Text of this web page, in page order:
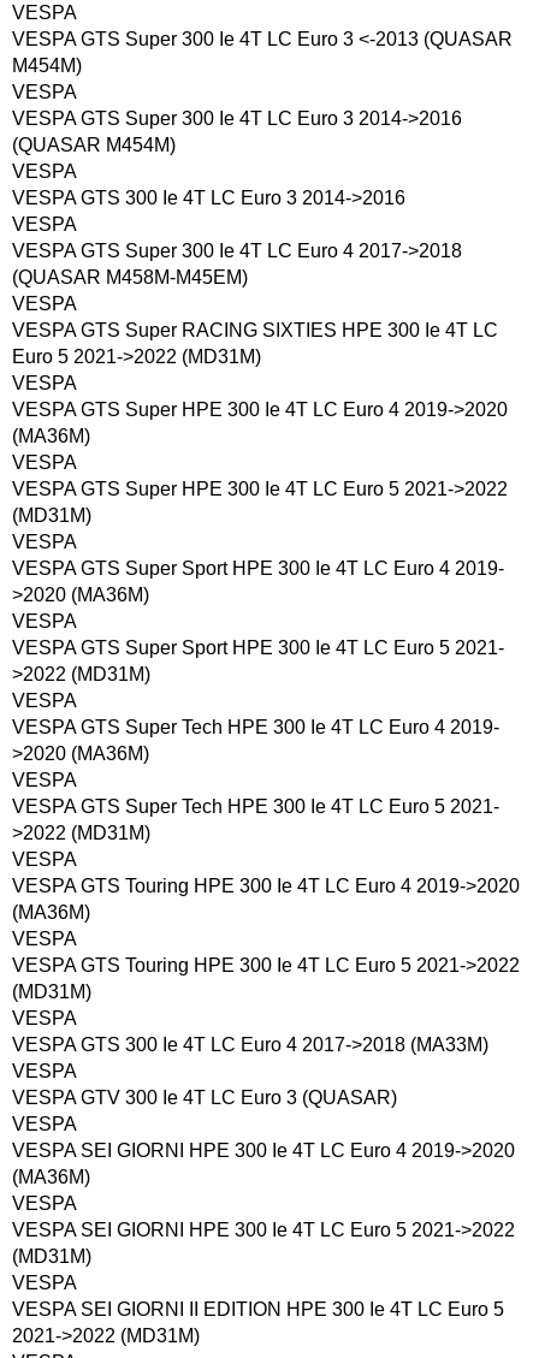
VESPA
VESPA GTS Super 300 Ie 4T LC Euro 3 <-2013 (QUASAR
M454M)
VESPA
VESPA GTS Super 300 Ie 4T LC Euro 3 2014->2016
(QUASAR M454M)
VESPA
VESPA GTS 300 Ie 4T LC Euro 3 2014->2016
VESPA
VESPA GTS Super 300 Ie 4T LC Euro 4 2017->2018
(QUASAR M458M-M45EM)
VESPA
VESPA GTS Super RACING SIXTIES HPE 300 Ie 4T LC
Euro 5 2021->2022 (MD31M)
VESPA
VESPA GTS Super HPE 300 Ie 4T LC Euro 4 2019->2020
(MA36M)
VESPA
VESPA GTS Super HPE 300 Ie 4T LC Euro 5 2021->2022
(MD31M)
VESPA
VESPA GTS Super Sport HPE 300 Ie 4T LC Euro 4 2019-
>2020 (MA36M)
VESPA
VESPA GTS Super Sport HPE 300 Ie 4T LC Euro 5 2021-
>2022 (MD31M)
VESPA
VESPA GTS Super Tech HPE 300 Ie 4T LC Euro 4 2019-
>2020 (MA36M)
VESPA
VESPA GTS Super Tech HPE 300 Ie 4T LC Euro 5 2021-
>2022 (MD31M)
VESPA
VESPA GTS Touring HPE 300 Ie 4T LC Euro 4 2019->2020
(MA36M)
VESPA
VESPA GTS Touring HPE 300 Ie 4T LC Euro 5 2021->2022
(MD31M)
VESPA
VESPA GTS 300 Ie 4T LC Euro 4 2017->2018 (MA33M)
VESPA
VESPA GTV 300 Ie 4T LC Euro 3 (QUASAR)
VESPA
VESPA SEI GIORNI HPE 300 Ie 4T LC Euro 4 2019->2020
(MA36M)
VESPA
VESPA SEI GIORNI HPE 300 Ie 4T LC Euro 5 2021->2022
(MD31M)
VESPA
VESPA SEI GIORNI II EDITION HPE 300 Ie 4T LC Euro 5
2021->2022 (MD31M)